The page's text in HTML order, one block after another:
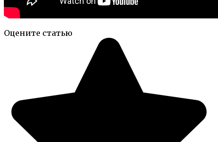
Оцените статью